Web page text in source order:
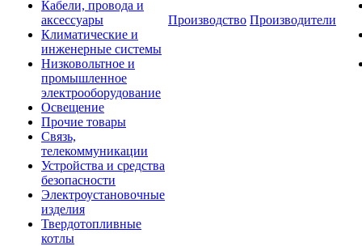
Кабели, провода и
аксессуары
Климатические и
инженерные системы
Низковольтное и
промышленное
электрооборудование
Освещение
Прочие товары
Связь,
телекоммуникации
Устройства и средства
безопасности
Электроустановочные
изделия
Твердотопливные
котлы
Производство Производители